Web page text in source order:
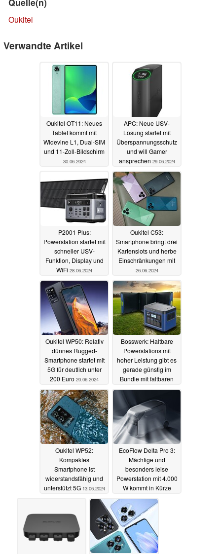
Oukitel
Verwandte Artikel
Oukitel OT11: Neues
Tablet kommt mit
Widevine L1, Dual-SIM
und 11-Zoll-Bildschirm
30.06.2024
APC: Neue USV-
Lösung startet mit
Überspannungsschutz
und will Gamer
ansprechen 29.06.2024
P2001 Plus:
Powerstation startet mit
schneller USV-
Funktion, Display und
WiFi 28.06.2024
Oukitel C53:
Smartphone bringt drei
Kartenslots und herbe
Einschränkungen mit
26.06.2024
Oukitel WP50: Relativ
dünnes Rugged-
Smartphone startet mit
5G für deutlich unter
200 Euro 20.06.2024
Bosswerk: Haltbare
Powerstations mit
hoher Leistung gibt es
gerade günstig im
Bundle mit faltbaren
Solarzellen14.06.2024
Oukitel WP52:
Kompaktes
Smartphone ist
widerstandsfähig und
unterstützt 5G 13.06.2024
EcoFlow Delta Pro 3:
Mächtige und
besonders leise
Powerstation mit 4.000
W kommt in Kürze
12.06.2024